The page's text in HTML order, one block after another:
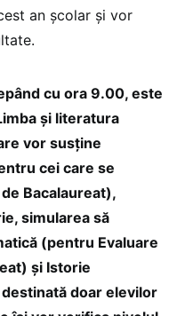
an școlar și vor
cu ora 9.00, este
și literatura
vor susține
cei care se
Bacalaureat),
simularea să
(pentru Evaluare
și Istorie
doar elevilor